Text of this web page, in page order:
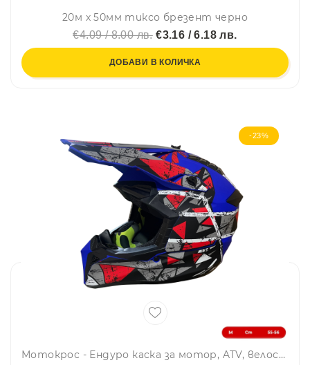
20м х 50мм тиксо брезент черно
€4.09 / 8.00 лв.€3.16 / 6.18 лв.
ДОБАВИ В КОЛИЧКА
-23%
Мотокрос - Ендуро каска за мотор, ATV, велосипед – размер M (55–56 см) син мат с червен/сив дизайн